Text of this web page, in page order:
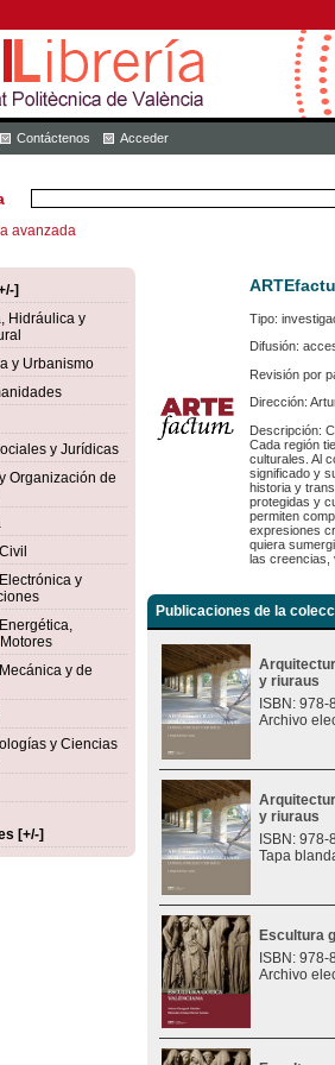
Contáctenos Acceder
avanzada
]
Hidráulica y
y Urbanismo
y Jurídicas
Organización de
y
y de
y Ciencias
[+/-]
Tipo:
Difusión:
Revisión por
Dirección:
Descripción:
Cada región
culturales. Al
significado y
historia y
protegidas y
permiten
expresiones
quiera
las creencias,
Publicaciones de la
y riuraus
ISBN:
Archivo
y riuraus
ISBN:
Tapa
Escultura
ISBN:
Archivo